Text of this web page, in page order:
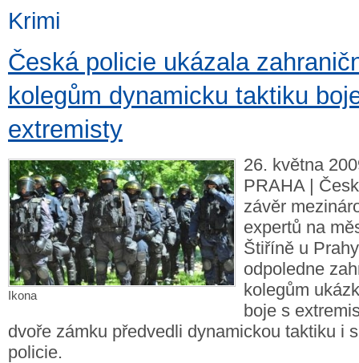
Rozhovory
Krimi
Česká policie ukázala
kolegům dynamicku taktiku
extremisty
Ikona
26. května
PRAHA |
závěr
expertů na
Štiříně u
odpoledne
kolegům
boje s
dvoře zámku předvedli dynamickou taktiku i
policie.